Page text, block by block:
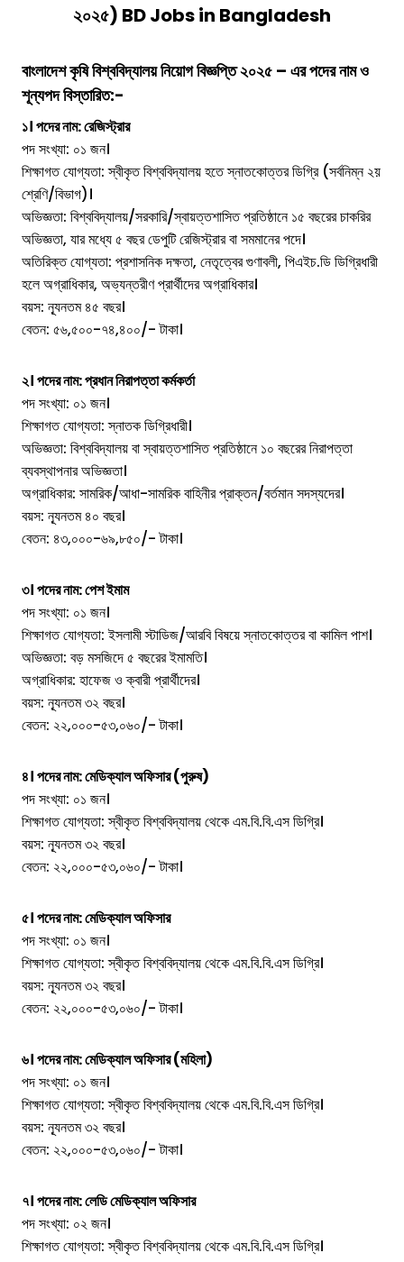
২০২৫) BD Jobs in Bangladesh
বাংলাদেশ কৃষি বিশ্ববিদ্যালয়নিয়োগ বিজ্ঞপ্তি ২০২৫ – এর পদের নাম ও
শূন্যপদ বিস্তারিত:-
১। পদের নাম: রেজিস্ট্রার
পদ সংখ্যা: ০১ জন।
শিক্ষাগত যোগ্যতা: স্বীকৃত বিশ্ববিদ্যালয় হতে স্নাতকোত্তর ডিগ্রি (সর্বনিম্ন ২য়
শ্রেণি/বিভাগ)।
অভিজ্ঞতা: বিশ্ববিদ্যালয়/সরকারি/স্বায়ত্তশাসিত প্রতিষ্ঠানে ১৫ বছরের চাকরির
অভিজ্ঞতা, যার মধ্যে ৫ বছর ডেপুটি রেজিস্ট্রার বা সমমানের পদে।
অতিরিক্ত যোগ্যতা: প্রশাসনিক দক্ষতা, নেতৃত্বের গুণাবলী, পিএইচ.ডি ডিগ্রিধারী
হলে অগ্রাধিকার, অভ্যন্তরীণ প্রার্থীদের অগ্রাধিকার।
বয়স: ন্যূনতম ৪৫ বছর।
বেতন: ৫৬,৫০০-৭৪,৪০০/- টাকা।
২। পদের নাম: প্রধান নিরাপত্তা কর্মকর্তা
পদ সংখ্যা: ০১ জন।
শিক্ষাগত যোগ্যতা: স্নাতক ডিগ্রিধারী।
অভিজ্ঞতা: বিশ্ববিদ্যালয় বা স্বায়ত্তশাসিত প্রতিষ্ঠানে ১০ বছরের নিরাপত্তা
ব্যবস্থাপনার অভিজ্ঞতা।
অগ্রাধিকার: সামরিক/আধা-সামরিক বাহিনীর প্রাক্তন/বর্তমান সদস্যদের।
বয়স: ন্যূনতম ৪০ বছর।
বেতন: ৪৩,০০০-৬৯,৮৫০/- টাকা।
৩। পদের নাম: পেশ ইমাম
পদ সংখ্যা: ০১ জন।
শিক্ষাগত যোগ্যতা: ইসলামী স্টাডিজ/আরবি বিষয়ে স্নাতকোত্তর বা কামিল পাশ।
অভিজ্ঞতা: বড় মসজিদে ৫ বছরের ইমামতি।
অগ্রাধিকার: হাফেজ ও ক্বারী প্রার্থীদের।
বয়স: ন্যূনতম ৩২ বছর।
বেতন: ২২,০০০-৫৩,০৬০/- টাকা।
৪। পদের নাম: মেডিক্যাল অফিসার (পুরুষ)
পদ সংখ্যা: ০১ জন।
শিক্ষাগত যোগ্যতা: স্বীকৃত বিশ্ববিদ্যালয় থেকে এম.বি.বি.এস ডিগ্রি।
বয়স: ন্যূনতম ৩২ বছর।
বেতন: ২২,০০০-৫৩,০৬০/- টাকা।
৫। পদের নাম: মেডিক্যাল অফিসার
পদ সংখ্যা: ০১ জন।
শিক্ষাগত যোগ্যতা: স্বীকৃত বিশ্ববিদ্যালয় থেকে এম.বি.বি.এস ডিগ্রি।
বয়স: ন্যূনতম ৩২ বছর।
বেতন: ২২,০০০-৫৩,০৬০/- টাকা।
৬। পদের নাম: মেডিক্যাল অফিসার (মহিলা)
পদ সংখ্যা: ০১ জন।
শিক্ষাগত যোগ্যতা: স্বীকৃত বিশ্ববিদ্যালয় থেকে এম.বি.বি.এস ডিগ্রি।
বয়স: ন্যূনতম ৩২ বছর।
বেতন: ২২,০০০-৫৩,০৬০/- টাকা।
৭। পদের নাম: লেডি মেডিক্যাল অফিসার
পদ সংখ্যা: ০২ জন।
শিক্ষাগত যোগ্যতা: স্বীকৃত বিশ্ববিদ্যালয় থেকে এম.বি.বি.এস ডিগ্রি।